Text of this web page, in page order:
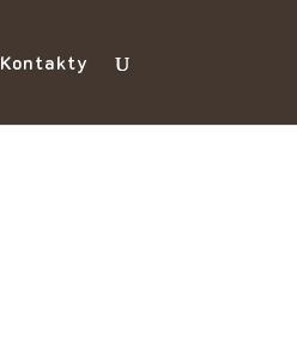
Kontakty